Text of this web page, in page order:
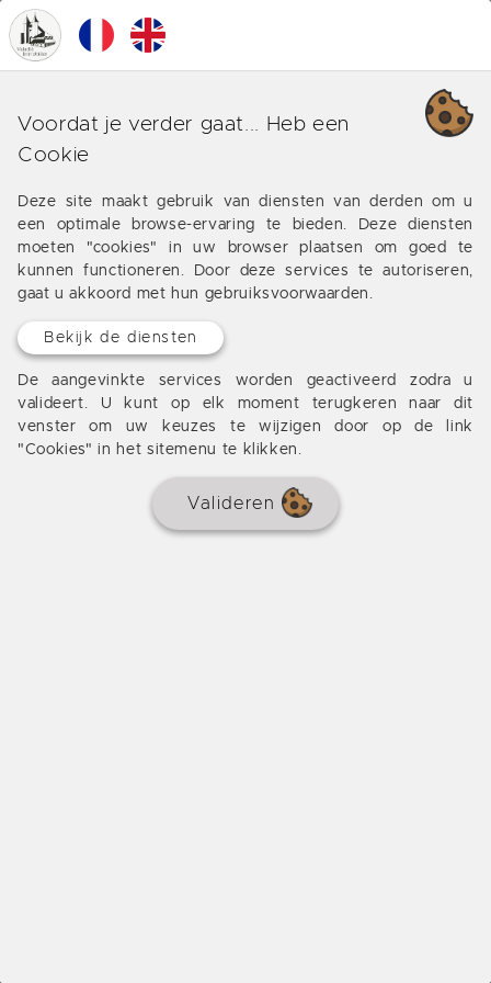
Onze verschillende business
rond Lacaussade
Aanbiedingen van onze bureau rond Lacaussade
Geen resultaten
Voordat je verder gaat... Heb een
Cookie
Deze site maakt gebruik van diensten van derden om u
een optimale browse-ervaring te bieden. Deze diensten
moeten "cookies" in uw browser plaatsen om goed te
kunnen functioneren. Door deze services te autoriseren,
gaat u akkoord met hun gebruiksvoorwaarden.
Bekijk de diensten
De aangevinkte services worden geactiveerd zodra u
valideert. U kunt op elk moment terugkeren naar dit
venster om uw keuzes te wijzigen door op de link
"Cookies" in het sitemenu te klikken.
Valideren